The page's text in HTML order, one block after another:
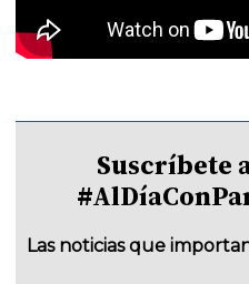
Suscríbete
Las noticias que